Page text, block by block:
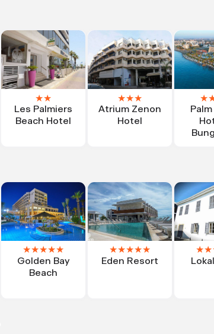
★★
Les Palmiers
Beach Hotel
★★★
Atrium Zenon
Hotel
★
★★★★★
Golden Bay
Beach
★★★★★
Eden Resort
★★